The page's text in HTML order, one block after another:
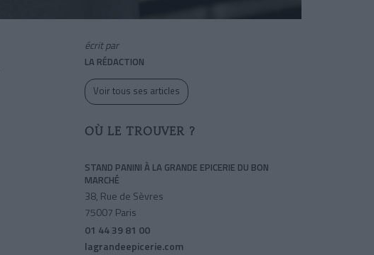
écrit par
LA RÉDACTION
Voir tous ses articles
OÙ LE TROUVER ?
STAND PANINI À LA GRANDE EPICERIE DU BON
MARCHÉ
38, Rue de Sèvres
75007 Paris
01 44 39 81 00
lagrandeepicerie.com